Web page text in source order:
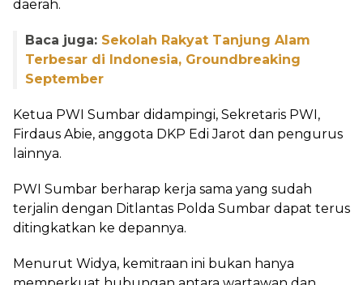
daerah.
Baca juga: Sekolah Rakyat Tanjung Alam
Terbesar di Indonesia, Groundbreaking
September
Ketua PWI Sumbar didampingi, Sekretaris PWI,
Firdaus Abie, anggota DKP Edi Jarot dan pengurus
lainnya.
PWI Sumbar berharap kerja sama yang sudah
terjalin dengan Ditlantas Polda Sumbar dapat terus
ditingkatkan ke depannya.
Menurut Widya, kemitraan ini bukan hanya